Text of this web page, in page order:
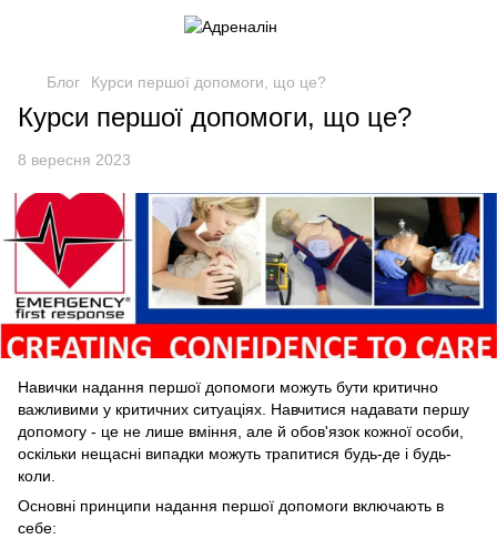
Блог Курси першої допомоги, що це?
Курси першої допомоги, що це?
8 вересня 2023
Навички надання першої допомоги можуть бути критично
важливими у критичних ситуаціях. Навчитися надавати першу
допомогу - це не лише вміння, але й обов'язок кожної особи,
оскільки нещасні випадки можуть трапитися будь-де і будь-
коли.
Основні принципи надання першої допомоги включають в
себе: